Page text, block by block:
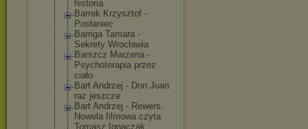
historia
Barrek Krzysztof -
Posłaniec
Barriga Tamara -
Sekrety Wrocławia
Barszcz Marzena -
Psychoterapia przez
ciało
Bart Andrzej - Don Juan
raz jeszcze
Bart Andrzej - Rewers.
Nowela filmowa czyta
Tomasz Ignaczak